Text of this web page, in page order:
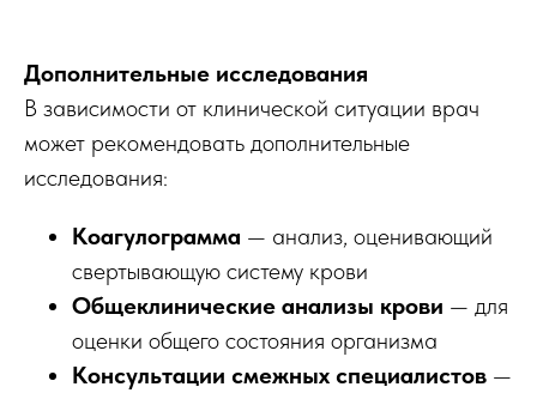
Дополнительные исследования
В зависимости от клинической ситуации врач
может рекомендовать дополнительные
исследования:
Коагулограмма — анализ, оценивающий
свертывающую систему крови
Общеклинические анализы крови — для
оценки общего состояния организма
Консультации смежных специалистов —